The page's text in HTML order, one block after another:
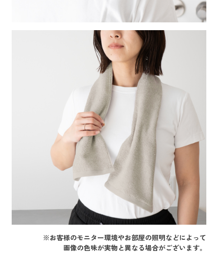
※お客様のモニター環境やお部屋の照明などによって
画像の色味が実物と異なる場合がございます。